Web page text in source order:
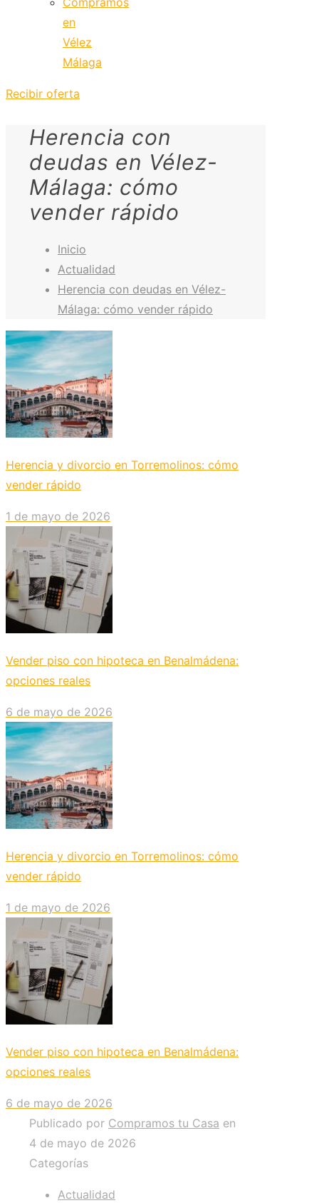
en
Vélez
Málaga
Recibir oferta
Herencia con
deudas en Vélez-
Málaga: cómo
vender rápido
Inicio
Actualidad
Herencia con deudas en Vélez-
Málaga: cómo vender rápido
Herencia y divorcio en Torremolinos: cómo
vender rápido
1 de mayo de 2026
Vender piso con hipoteca en Benalmádena:
opciones reales
6 de mayo de 2026
Herencia y divorcio en Torremolinos: cómo
vender rápido
1 de mayo de 2026
Vender piso con hipoteca en Benalmádena:
opciones reales
6 de mayo de 2026
Publicado por Compramos tu Casa en
4 de mayo de 2026
Categorías
Actualidad